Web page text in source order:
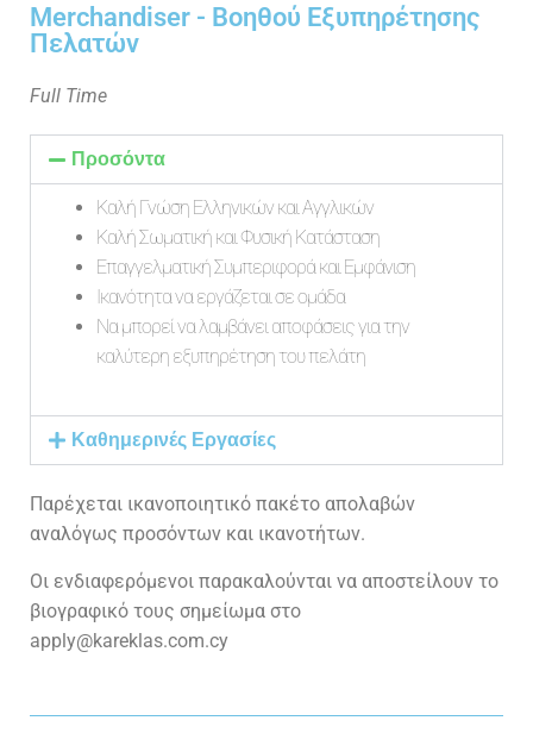
Merchandiser - Βοηθού Εξυπηρέτησης
Πελατών
Full Time
Προσόντα
Καλή Γνώση Ελληνικών και Αγγλικών
Καλή Σωματική και Φυσική Κατάσταση
Επαγγελματική Συμπεριφορά και Εμφάνιση
Ικανότητα να εργάζεται σε ομάδα
Να μπορεί να λαμβάνει αποφάσεις για την
καλύτερη εξυπηρέτηση του πελάτη
Καθημερινές Εργασίες
Παρέχεται ικανοποιητικό πακέτο απολαβών
αναλόγως προσόντων και ικανοτήτων.
Οι ενδιαφερόμενοι παρακαλούνται να αποστείλουν το
βιογραφικό τους σημείωμα στο
apply@kareklas.com.cy